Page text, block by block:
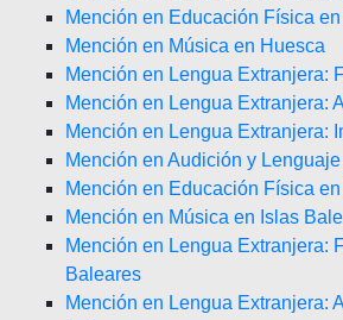
Mención en Educación Física
Mención en Música en Huesca
Mención en Lengua Extranjera:
Mención en Lengua Extranjera:
Mención en Lengua Extranjera:
Mención en Audición y
Mención en Educación Física
Mención en Música en Islas
Mención en Lengua Extranjera:
Baleares
Mención en Lengua Extranjera: